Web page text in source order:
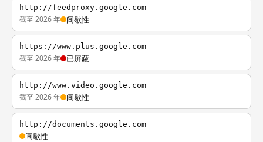
http://feedproxy.google.com
截至 2026 年 间歇性
https://www.plus.google.com
截至 2026 年 已屏蔽
http://www.video.google.com
截至 2026 年 间歇性
http://documents.google.com
间歇性